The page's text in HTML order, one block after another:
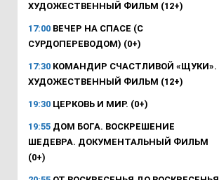
ХУДОЖЕСТВЕННЫЙ ФИЛЬМ (12+)
17:00 ВЕЧЕР НА СПАСЕ (С
СУРДОПЕРЕВОДОМ) (0+)
17:30 КОМАНДИР СЧАСТЛИВОЙ «ЩУКИ».
ХУДОЖЕСТВЕННЫЙ ФИЛЬМ (12+)
19:30 ЦЕРКОВЬ И МИР. (0+)
19:55 ДОМ БОГА. ВОСКРЕШЕНИЕ
ШЕДЕВРА. ДОКУМЕНТАЛЬНЫЙ ФИЛЬМ
(0+)